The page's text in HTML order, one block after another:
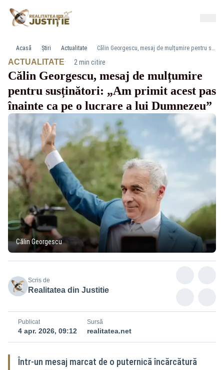
Acasă Știri Actualitate Călin Georgescu, mesaj de mulțumire pentru susținători: „Am primit acest pas înainte ca pe o lucrare a lui Dumnezeu”
ACTUALITATE· 2 min citire
Călin Georgescu, mesaj de mulțumire
pentru susținători: „Am primit acest pas
înainte ca pe o lucrare a lui Dumnezeu”
Călin Georgescu
Scris de
Realitatea din Justitie
Publicat
4 apr. 2026, 09:12
Sursă
realitatea.net
Într-un mesaj marcat de o puternică încărcătură